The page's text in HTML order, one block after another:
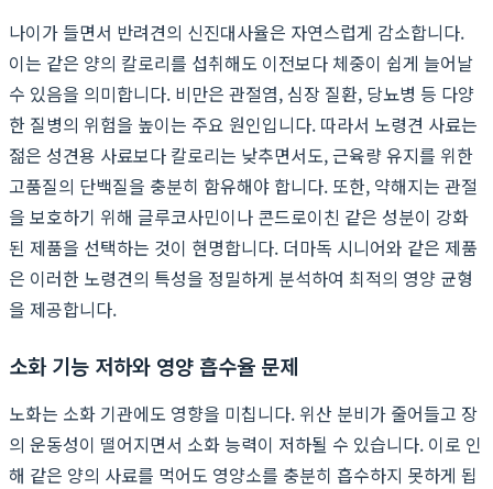
나이가 들면서 반려견의 신진대사율은 자연스럽게 감소합니다.
이는 같은 양의 칼로리를 섭취해도 이전보다 체중이 쉽게 늘어날
수 있음을 의미합니다. 비만은 관절염, 심장 질환, 당뇨병 등 다양
한 질병의 위험을 높이는 주요 원인입니다. 따라서 노령견 사료는
젊은 성견용 사료보다 칼로리는 낮추면서도, 근육량 유지를 위한
고품질의 단백질을 충분히 함유해야 합니다. 또한, 약해지는 관절
을 보호하기 위해 글루코사민이나 콘드로이친 같은 성분이 강화
된 제품을 선택하는 것이 현명합니다. 더마독 시니어와 같은 제품
은 이러한 노령견의 특성을 정밀하게 분석하여 최적의 영양 균형
을 제공합니다.
소화 기능 저하와 영양 흡수율 문제
노화는 소화 기관에도 영향을 미칩니다. 위산 분비가 줄어들고 장
의 운동성이 떨어지면서 소화 능력이 저하될 수 있습니다. 이로 인
해 같은 양의 사료를 먹어도 영양소를 충분히 흡수하지 못하게 됩